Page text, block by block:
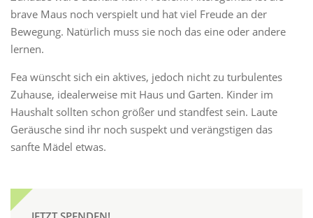
brave Maus noch verspielt und hat viel Freude an der
Bewegung. Natürlich muss sie noch das eine oder andere
lernen.
Fea wünscht sich ein aktives, jedoch nicht zu turbulentes
Zuhause, idealerweise mit Haus und Garten. Kinder im
Haushalt sollten schon größer und standfest sein. Laute
Geräusche sind ihr noch suspekt und verängstigen das
sanfte Mädel etwas.